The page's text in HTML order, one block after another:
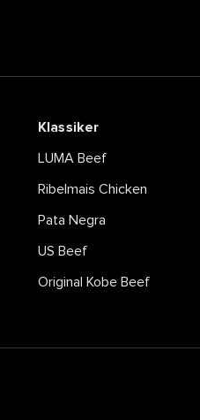
Klassiker
LUMA Beef
Ribelmais Chicken
Pata Negra
US Beef
Original Kobe Beef